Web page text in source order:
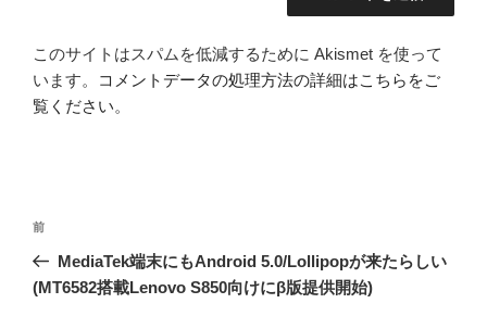
このサイトはスパムを低減するために Akismet を使って
います。
コメントデータの処理方法の詳細はこちらをご
覧ください。
投
ナ
前
の
投
前
MediaTek端末にもAndroid 5.0/Lollipopが来たらしい
(MT6582搭載Lenovo S850向けにβ版提供開始)